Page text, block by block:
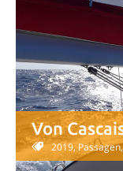
Von
2019,